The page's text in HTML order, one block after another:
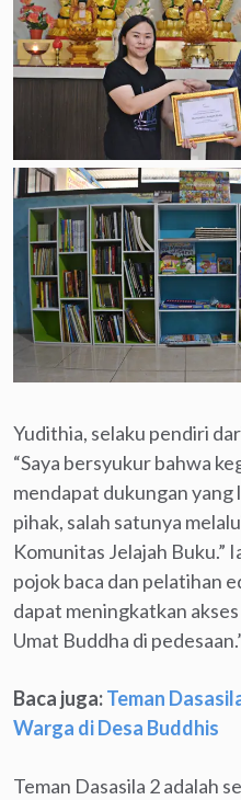
Yudithia, selaku pendiri
“Saya bersyukur bahwa
mendapat dukungan yang
pihak, salah satunya
Komunitas Jelajah Buku.”
pojok baca dan pelatihan
dapat meningkatkan
Umat Buddha di
Baca juga:Teman
Warga di Desa Buddhis
Teman Dasasila 2 adalah